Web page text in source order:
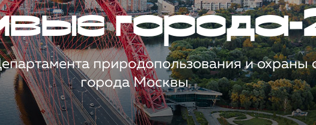
природопользования и
города Москвы